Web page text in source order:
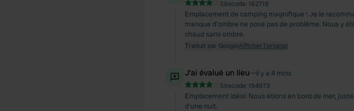
Sitecode: 162719
Emplacement de camping magnifique ! Je le
manque d'ombre ne pose pas de problème. Nous y
chaud sans ombre.
Traduit par GoogleAfficher l'original
J'ai évalué un lieu—il y a 4 mois
Sitecode: 194973
Emplacement idéal. Nous étions en bord de mer,
d'une nuit.